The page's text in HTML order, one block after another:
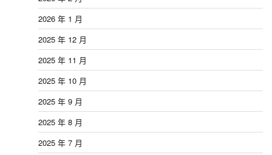
2026 年 1 月
2025 年 12 月
2025 年 11 月
2025 年 10 月
2025 年 9 月
2025 年 8 月
2025 年 7 月